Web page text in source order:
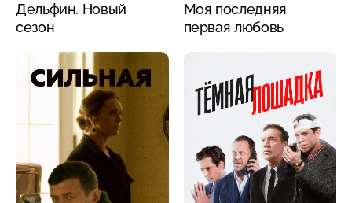
Дельфин. Новый
сезон
Моя последняя
первая любовь